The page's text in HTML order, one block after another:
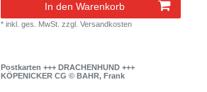
In den Warenkorb
*inkl. ges. MwSt. zzgl.Versandkosten
Postkarten +++ DRACHENHUND +++
KÖPENICKER CG © BAHR, Frank